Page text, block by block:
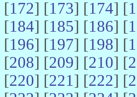
[172] [173] [174] [
[184] [185] [186] [
[196] [197] [198] [
[208] [209] [210] [
[220] [221] [222] [